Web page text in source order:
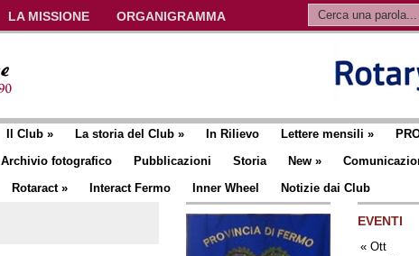
LA MISSIONE
ORGANIGRAMMA
Il Club » La storia del Club » In Rilievo Lettere mensili »
Archivio fotografico Pubblicazioni Storia New »
Rotaract» Interact Fermo Inner Wheel Notizie dai Club
EVENTI
« Ott